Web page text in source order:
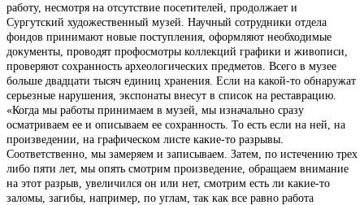
работу, несмотря на отсутствие посетителей, продолжает и
Сургутский художественный музей. Научный сотрудники отдела
фондов принимают новые поступления, оформляют необходимые
документы, проводят профосмотры коллекций графики и живописи,
проверяют сохранность археологических предметов. Всего в музее
больше двадцати тысяч единиц хранения. Если на какой-то обнаружат
серьезные нарушения, экспонаты внесут в список на реставрацию.
«Когда мы работы принимаем в музей, мы изначально сразу
осматриваем ее и описываем ее сохранность. То есть если на ней, на
произведении, на графическом листе какие-то разрывы.
Соответственно, мы замеряем и записываем. Затем, по истечению трех
либо пяти лет, мы опять смотрим произведение, обращаем внимание
на этот разрыв, увеличился он или нет, смотрим есть ли какие-то
заломы, загибы, например, по углам, так как все равно работа